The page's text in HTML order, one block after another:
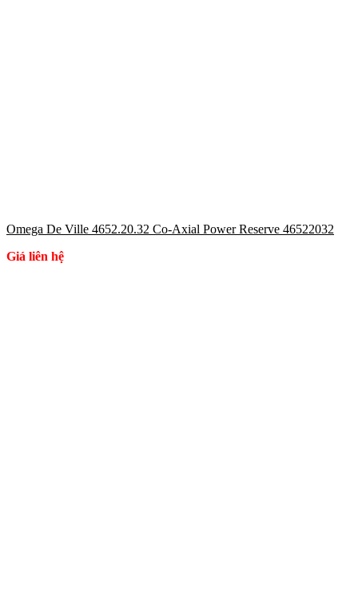
Omega De Ville 4652.20.32 Co-Axial Power Reserve 46522032
Giá liên hệ